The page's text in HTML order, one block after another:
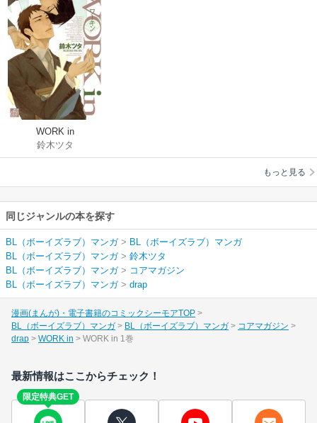
WORK in
鈴木ツタ
もっと見る
同じジャンルの本を探す
BL（ボーイズラブ）マンガ> BL（ボーイズラブ）マンガ
BL（ボーイズラブ）マンガ> 鈴木ツタ
BL（ボーイズラブ）マンガ> コアマガジン
BL（ボーイズラブ）マンガ> drap
漫画(まんが)・電子書籍のコミックシーモアTOP
BL（ボーイズラブ）マンガ
BL（ボーイズラブ）マンガ
コアマガジン
drap
WORK in WORK in 1巻
最新情報はここからチェック！
限定特典GET